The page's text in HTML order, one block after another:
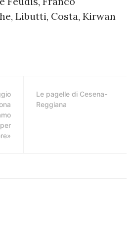
Libutti, Costa, Kirwan
Le pagelle di Cesena-
Reggiana